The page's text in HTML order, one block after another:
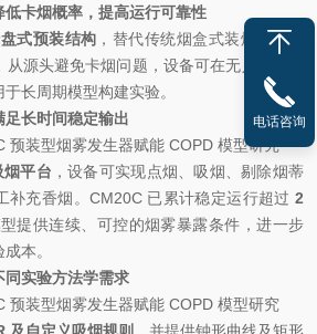
卡烟概率，提高运行可靠性
式预装结构 ，替代传统烟盒式装烟方式。
源头避免卡烟问题，设备可在无人值守状
长周期模型构建实验。
长时间稳定输出
烟平台 ，设备可实现点烟、吸烟、剔除烟蒂
补充香烟。CM20C 已累计稳定运行超过 2
型提供连续、可控的烟雾暴露条件，进一步
本。
同实验方法学需求
电话咨询